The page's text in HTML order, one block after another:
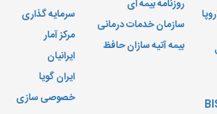
روزنامه بیمه ای
سازمان خدمات درمانی
بیمه آتیه سازان حافظ
سرمایه گذاری
مرکز آمار
ایرانیان
ایران گویا
خصوصی سازی